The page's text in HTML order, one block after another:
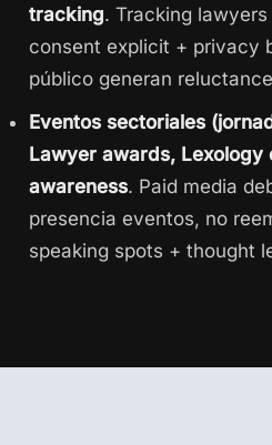
tracking. Tracking
consent explicit + privacy
público generan
Eventos sectoriales
Lawyer awards, Lexology
awareness. Paid media
presencia eventos, no
speaking spots + thought